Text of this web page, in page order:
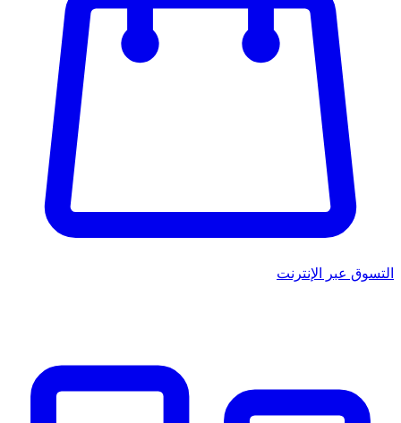
عبر الإنترنت